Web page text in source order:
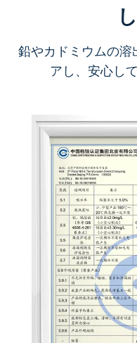
鉛やカドミウムの溶
アし、安心し